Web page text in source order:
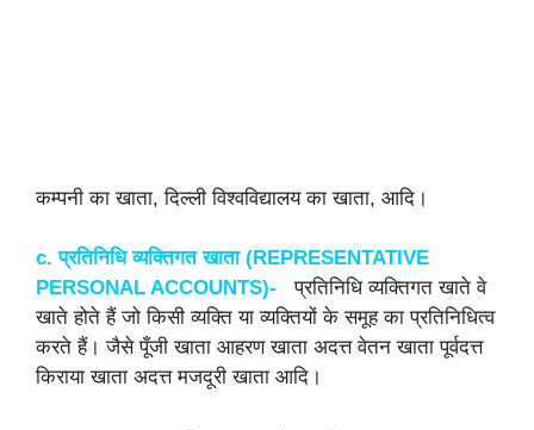
कम्पनी का खाता, दिल्ली विश्वविद्यालय का खाता, आदि।
c. प्रतिनिधि व्यक्तिगत खाता (REPRESENTATIVE
PERSONAL ACCOUNTS)-
प्रतिनिधि व्यक्तिगत खाते वे
खाते होते हैं जो किसी व्यक्ति या व्यक्तियों के समूह का प्रतिनिधित्व
करते हैं। जैसे पूँजी खाता आहरण खाता अदत्त वेतन खाता पूर्वदत्त
किराया खाता अदत्त मजदूरी खाता आदि।